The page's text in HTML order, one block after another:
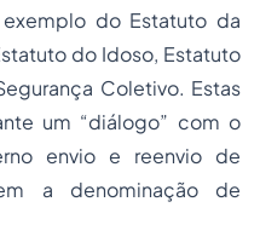
do Estatuto da
do Idoso, Estatuto
Coletivo. Estas
um “diálogo” com o
envio e reenvio de
a denominação de